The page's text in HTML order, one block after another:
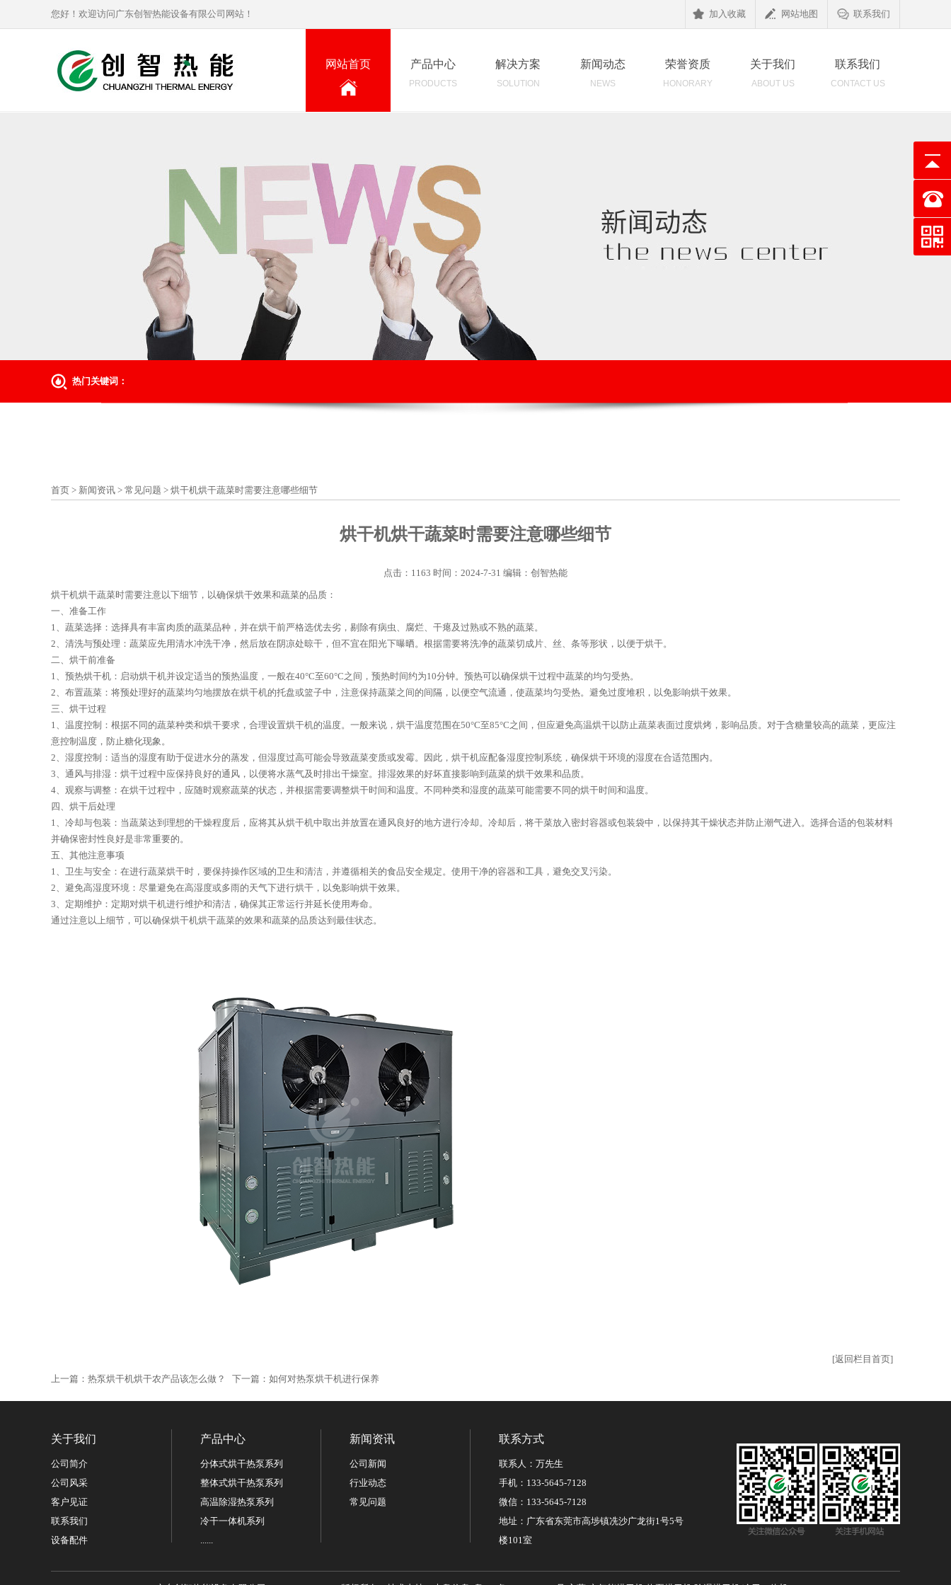
您好！欢迎访问广东创智热能设备有限公司网站！ 加入收藏 网站地图 联系我们
网站首页 产品中心
PRODUCTS
解决方案
SOLUTION
新闻动态
NEWS
荣誉资质
HONORARY
关于我们
ABOUT US
联系我们
CONTACT US
热门关键词：
首页 > 新闻资讯 > 常见问题 > 烘干机烘干蔬菜时需要注意哪些细节
烘干机烘干蔬菜时需要注意哪些细节
点击：1163 时间：2024-7-31 编辑：创智热能
烘干机烘干蔬菜时需要注意以下细节，以确保烘干效果和蔬菜的品质：
一、准备工作
1、蔬菜选择：选择具有丰富肉质的蔬菜品种，并在烘干前严格选优去劣，剔除有病虫、腐烂、干瘪及过熟或不熟的蔬菜。
2、清洗与预处理：蔬菜应先用清水冲洗干净，然后放在阴凉处晾干，但不宜在阳光下曝晒。根据需要将洗净的蔬菜切成片、丝、条等形状，以便于烘干。
二、烘干前准备
1、预热烘干机：启动烘干机并设定适当的预热温度，一般在40°C至60°C之间，预热时间约为10分钟。预热可以确保烘干过程中蔬菜的均匀受热。
2、布置蔬菜：将预处理好的蔬菜均匀地摆放在烘干机的托盘或篮子中，注意保持蔬菜之间的间隔，以便空气流通，使蔬菜均匀受热。避免过度堆积，以免影响烘干效果。
三、烘干过程
1、温度控制：根据不同的蔬菜种类和烘干要求，合理设置烘干机的温度。一般来说，烘干温度范围在50°C至85°C之间，但应避免高温烘干以防止蔬菜表面过度烘烤，影响品质。对于含糖量较高的蔬菜，更应注
意控制温度，防止糖化现象。
2、湿度控制：适当的湿度有助于促进水分的蒸发，但湿度过高可能会导致蔬菜变质或发霉。因此，烘干机应配备湿度控制系统，确保烘干环境的湿度在合适范围内。
3、通风与排湿：烘干过程中应保持良好的通风，以便将水蒸气及时排出干燥室。排湿效果的好坏直接影响到蔬菜的烘干效果和品质。
4、观察与调整：在烘干过程中，应随时观察蔬菜的状态，并根据需要调整烘干时间和温度。不同种类和湿度的蔬菜可能需要不同的烘干时间和温度。
四、烘干后处理
1、冷却与包装：当蔬菜达到理想的干燥程度后，应将其从烘干机中取出并放置在通风良好的地方进行冷却。冷却后，将干菜放入密封容器或包装袋中，以保持其干燥状态并防止潮气进入。选择合适的包装材料
并确保密封性良好是非常重要的。
五、其他注意事项
1、卫生与安全：在进行蔬菜烘干时，要保持操作区域的卫生和清洁，并遵循相关的食品安全规定。使用干净的容器和工具，避免交叉污染。
2、避免高湿度环境：尽量避免在高湿度或多雨的天气下进行烘干，以免影响烘干效果。
3、定期维护：定期对烘干机进行维护和清洁，确保其正常运行并延长使用寿命。
通过注意以上细节，可以确保烘干机烘干蔬菜的效果和蔬菜的品质达到最佳状态。
[返回栏目首页]
上一篇： 热泵烘干机烘干农产品该怎么做？ 下一篇： 如何对热泵烘干机进行保养
关于我们
公司简介
公司风采
客户见证
联系我们
设备配件
产品中心
分体式烘干热泵系列
整体式烘干热泵系列
高温除湿热泵系列
冷干一体机系列
......
新闻资讯
公司新闻
行业动态
常见问题
联系方式
联系人：万先生
手机：133-5645-7128
微信：133-5645-7128
地址：广东省东莞市高埗镇冼沙广龙街1号5号
楼101室